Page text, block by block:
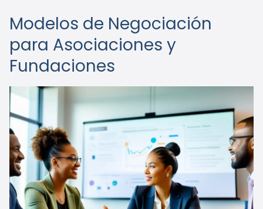
Modelos de Negociación
para Asociaciones y
Fundaciones